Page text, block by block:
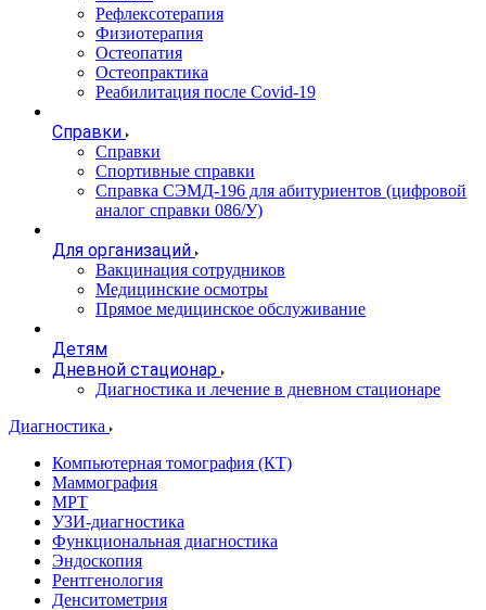
Рефлексотерапия
Физиотерапия
Остеопатия
Остеопрактика
Реабилитация после Covid-19
Справки
Справки
Спортивные справки
Справка СЭМД‑196 для абитуриентов (цифровой
аналог справки 086/У)
Для организаций
Вакцинация сотрудников
Медицинские осмотры
Прямое медицинское обслуживание
Детям
Дневной стационар
Диагностика и лечение в дневном стационаре
Диагностика
Компьютерная томография (КТ)
Маммография
МРТ
УЗИ-диагностика
Функциональная диагностика
Эндоскопия
Рентгенология
Денситометрия